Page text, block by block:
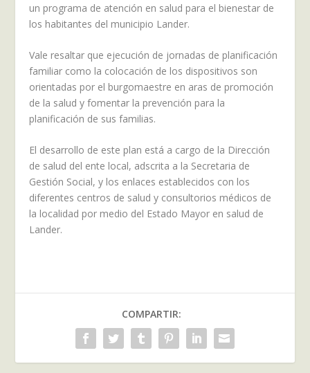
un programa de atención en salud para el bienestar de
los habitantes del municipio Lander.
Vale resaltar que ejecución de jornadas de planificación
familiar como la colocación de los dispositivos son
orientadas por el burgomaestre en aras de promoción
de la salud y fomentar la prevención para la
planificación de sus familias.
El desarrollo de este plan está a cargo de la Dirección
de salud del ente local, adscrita a la Secretaria de
Gestión Social, y los enlaces establecidos con los
diferentes centros de salud y consultorios médicos de
la localidad por medio del Estado Mayor en salud de
Lander.
COMPARTIR: